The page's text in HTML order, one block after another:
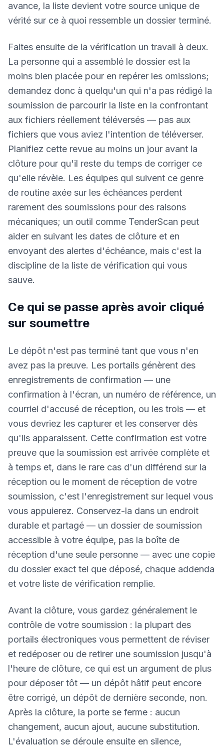
avance, la liste devient votre source unique de
vérité sur ce à quoi ressemble un dossier terminé.
Faites ensuite de la vérification un travail à deux.
La personne qui a assemblé le dossier est la
moins bien placée pour en repérer les omissions;
demandez donc à quelqu'un qui n'a pas rédigé la
soumission de parcourir la liste en la confrontant
aux fichiers réellement téléversés — pas aux
fichiers que vous aviez l'intention de téléverser.
Planifiez cette revue au moins un jour avant la
clôture pour qu'il reste du temps de corriger ce
qu'elle révèle. Les équipes qui suivent ce genre
de routine axée sur les échéances perdent
rarement des soumissions pour des raisons
mécaniques; un outil comme TenderScan peut
aider en suivant les dates de clôture et en
envoyant des alertes d'échéance, mais c'est la
discipline de la liste de vérification qui vous
sauve.
Ce qui se passe après avoir cliqué
sur soumettre
Le dépôt n'est pas terminé tant que vous n'en
avez pas la preuve. Les portails génèrent des
enregistrements de confirmation — une
confirmation à l'écran, un numéro de référence, un
courriel d'accusé de réception, ou les trois — et
vous devriez les capturer et les conserver dès
qu'ils apparaissent. Cette confirmation est votre
preuve que la soumission est arrivée complète et
à temps et, dans le rare cas d'un différend sur la
réception ou le moment de réception de votre
soumission, c'est l'enregistrement sur lequel vous
vous appuierez. Conservez-la dans un endroit
durable et partagé — un dossier de soumission
accessible à votre équipe, pas la boîte de
réception d'une seule personne — avec une copie
du dossier exact tel que déposé, chaque addenda
et votre liste de vérification remplie.
Avant la clôture, vous gardez généralement le
contrôle de votre soumission : la plupart des
portails électroniques vous permettent de réviser
et redéposer ou de retirer une soumission jusqu'à
l'heure de clôture, ce qui est un argument de plus
pour déposer tôt — un dépôt hâtif peut encore
être corrigé, un dépôt de dernière seconde, non.
Après la clôture, la porte se ferme : aucun
changement, aucun ajout, aucune substitution.
L'évaluation se déroule ensuite en silence,